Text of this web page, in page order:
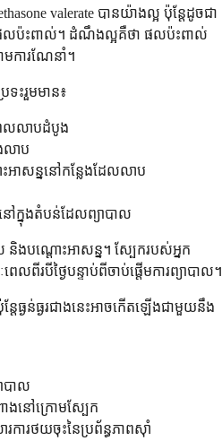
valerate បានយ៉ាងល្អ ប៉ុន្តែដូចជា
ផលប៉ះពាល់។ ដំណឹងល្អគឺថា ផលប៉ះពាល់
មការណែនាំ។
ះរួមមាន៖
លលាបដំបូង
លាប
អាសន្ននៅកន្លែងដែលលាប
ក្នុងតំបន់ដែលព្យាបាល
និងបណ្តោះអាសន្ន។ ស្បែករបស់អ្នក
េលពីរបីថ្ងៃបន្ទាប់ពីចាប់ផ្តើមការព្យាបាល។
ធ្ងន់ធ្ងរជាងនេះអាចកើតឡើងជាមួយនឹង
បាល
នៅក្រោមស្បែក
ការថយចុះនៃប្រព័ន្ធភាពស៊ាំ